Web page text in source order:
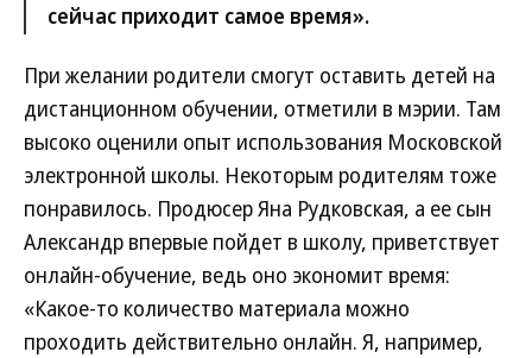
сейчас приходит самое время».
При желании родители смогут оставить детей на
дистанционном обучении, отметили в мэрии. Там
высоко оценили опыт использования Московской
электронной школы. Некоторым родителям тоже
понравилось. Продюсер Яна Рудковская, а ее сын
Александр впервые пойдет в школу, приветствует
онлайн-обучение, ведь оно экономит время:
«Какое-то количество материала можно
проходить действительно онлайн. Я, например,